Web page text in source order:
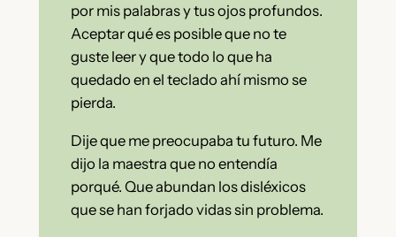
por mis palabras y tus ojos profundos.
Aceptar qué es posible que no te
guste leer y que todo lo que ha
quedado en el teclado ahí mismo se
pierda.
Dije que me preocupaba tu futuro. Me
dijo la maestra que no entendía
porqué. Que abundan los disléxicos
que se han forjado vidas sin problema.